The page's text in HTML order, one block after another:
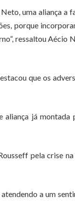
uma aliança a
porque
ressaltou Aécio
que os
aliança já montada
pela crise
a um